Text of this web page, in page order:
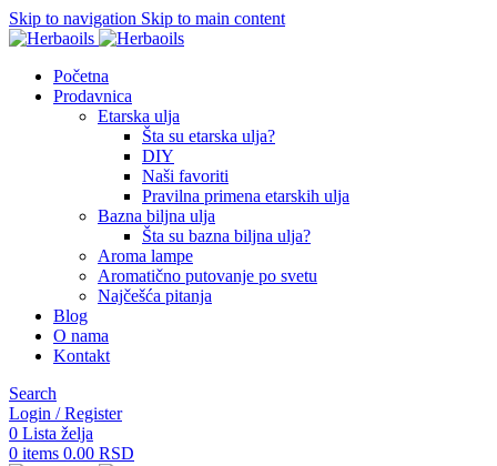
Skip to navigation Skip to main content
Početna
Prodavnica
Etarska ulja
Šta su etarska ulja?
DIY
Naši favoriti
Pravilna primena etarskih ulja
Bazna biljna ulja
Šta su bazna biljna ulja?
Aroma lampe
Aromatično putovanje po svetu
Najčešća pitanja
Blog
O nama
Kontakt
Search
Login / Register
0 Lista želja
0 items 0.00 RSD